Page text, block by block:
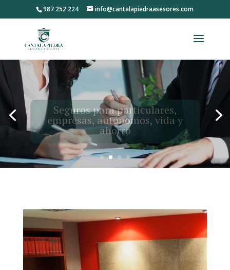
987 252 224 info@cantalapiedraasesores.com
Seguros para particulares,
empresas, autónomos, vida y
ahorro